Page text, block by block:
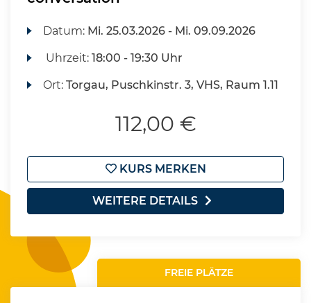
Datum: Mi. 25.03.2026 - Mi. 09.09.2026
Uhrzeit:18:00 - 19:30 Uhr
Ort:Torgau, Puschkinstr. 3, VHS, Raum 1.11
112,00 €
KURS MERKEN
WEITERE DETAILS
FREIE PLÄTZE